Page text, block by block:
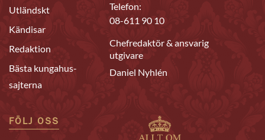
Utländskt
Kändisar
Redaktion
Bästa kungahus-
sajterna
Telefon:
08-611 90 10
Chefredaktör & ansvarig
utgivare
Daniel Nyhlén
FÖLJ OSS